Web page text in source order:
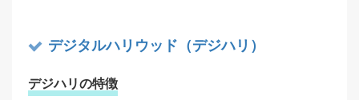
デジタルハリウッド（デジハリ）
デジハリの特徴